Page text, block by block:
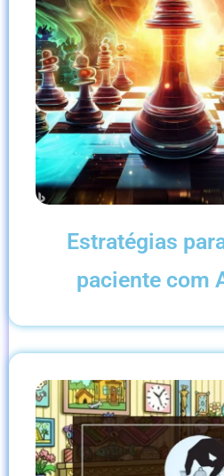
Estratégias
paciente com